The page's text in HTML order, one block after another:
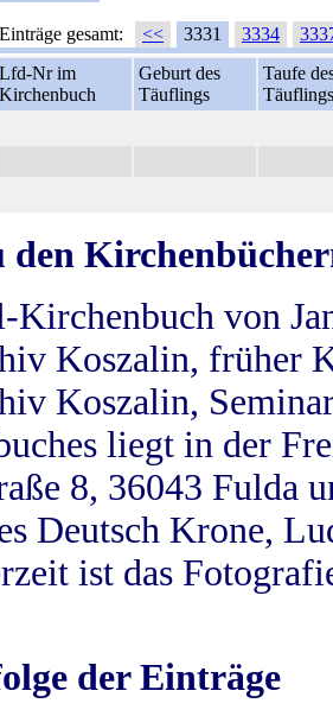
gesamt: << 3331 3334
Lfd-Nr im
Kirchenbuch
Geburt des
Täuflings
Taufe
Täuflings
den
Kirchenbuch von
Koszalin, früher
Koszalin,
liegt in der
8, 36043 Fulda
Deutsch Krone,
ist das
der Einträge